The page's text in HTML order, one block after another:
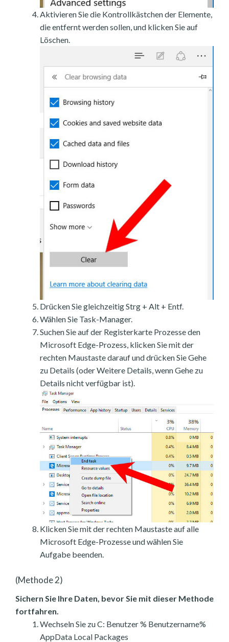
Aktivieren Sie die Kontrollkästchen der Elemente,
die entfernt werden sollen, und klicken Sie auf
Löschen.
Drücken Sie gleichzeitig Strg + Alt + Entf.
Wählen Sie Task-Manager.
Suchen Sie auf der Registerkarte Prozesse den
Microsoft Edge-Prozess, klicken Sie mit der
rechten Maustaste darauf und drücken Sie Gehe
zu Details (oder Weitere Details, wenn Gehe zu
Details nicht verfügbar ist).
Klicken Sie mit der rechten Maustaste auf alle
Microsoft Edge-Prozesse und wählen Sie
Aufgabe beenden.
(Methode 2)
Sichern Sie Ihre Daten, bevor Sie mit dieser Methode
fortfahren.
Wechseln Sie zu C: Benutzer % Benutzername%
AppData Local Packages